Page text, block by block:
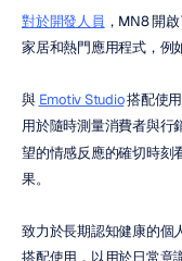
對於開發人員 ，MN8 開
家居和熱門應用程式，例
與 Emotiv Studio 搭配使
用於隨時測量消費者與行
望的情感反應的確切時刻
果。
致力於長期認知健康的個
搭配使用，以用於日常意